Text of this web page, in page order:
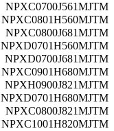
NPXC0700J561MJTM
NPXC0801H560MJTM
NPXC0800J681MJTM
NPXD0701H560MJTM
NPXD0700J681MJTM
NPXC0901H680MJTM
NPXH0900J821MJTM
NPXD0701H680MJTM
NPXC0800J821MJTM
NPXC1001H820MJTM